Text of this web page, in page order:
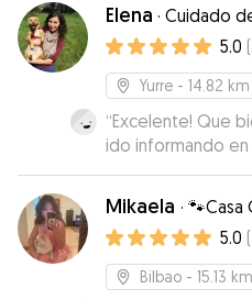
Elena · Cuidado
5.0 (
Yurre - 14.82 km
“Excelente! Que
ido informando en
encantada y
Mikaela · 🐾Casa
5.0 (
Bilbao - 15.13 km